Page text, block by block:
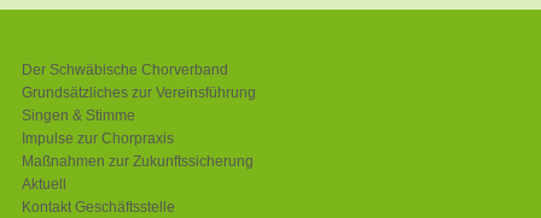
Der Schwäbische Chorverband
Grundsätzliches zur Vereinsführung
Singen & Stimme
Impulse zur Chorpraxis
Maßnahmen zur Zukunftssicherung
Aktuell
Kontakt Geschäftsstelle